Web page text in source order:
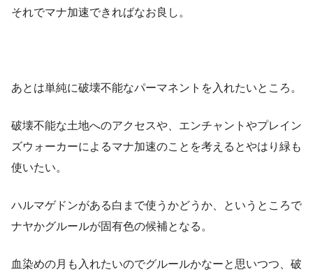
それでマナ加速できればなお良し。
あとは単純に破壊不能なパーマネントを入れたいところ。
破壊不能な土地へのアクセスや、エンチャントやプレイン
ズウォーカーによるマナ加速のことを考えるとやはり緑も
使いたい。
ハルマゲドンがある白まで使うかどうか、というところで
ナヤかグルールが固有色の候補となる。
血染めの月も入れたいのでグルールかなーと思いつつ、破